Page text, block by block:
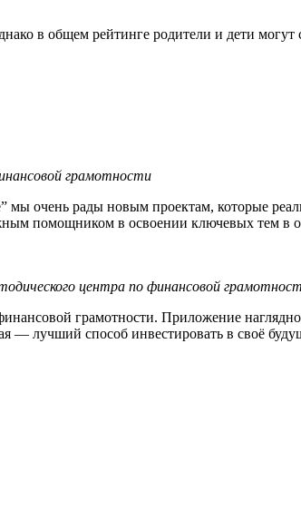
в общем рейтинге родители и дети могут
грамотности
мы очень рады новым проектам, которые
помощником в освоении ключевых тем в
центра по финансовой
грамотности. Приложение наглядно
— лучший способ инвестировать в своё